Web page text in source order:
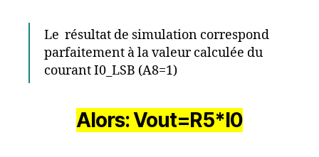
Le résultat de simulation correspond
parfaitement à la valeur calculée du
courant I0_LSB (A8=1)
Alors: Vout=R5*I0